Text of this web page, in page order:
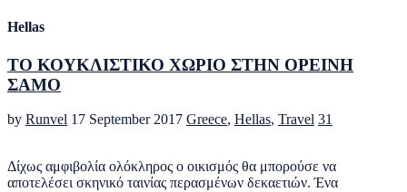
Hellas
ΤΟ ΚΟΥΚΛΙΣΤΙΚΟ ΧΩΡΙΟ ΣΤΗΝ ΟΡΕΙΝΗ
ΣΑΜΟ
by Runvel 17 September 2017 Greece, Hellas, Travel 31
Δίχως αμφιβολία ολόκληρος ο οικισμός θα μπορούσε να
αποτελέσει σκηνικό ταινίας περασμένων δεκαετιών. Ένα